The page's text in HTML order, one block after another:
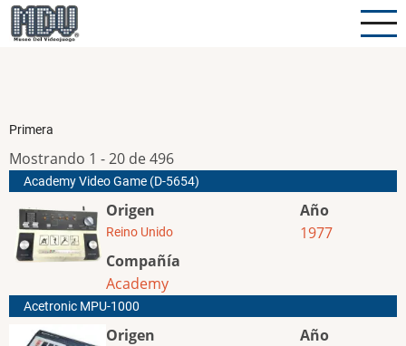
Pasar
al
Primera
Mostrando 1 - 20 de 496
Academy Video Game (D-5654)
Origen
Reino Unido
Compañía
Academy
Año
1977
Acetronic MPU-1000
Origen
Año